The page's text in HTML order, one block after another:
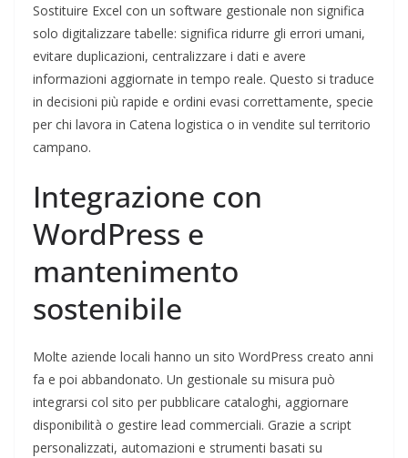
Sostituire Excel con un software gestionale non significa
solo digitalizzare tabelle: significa ridurre gli errori umani,
evitare duplicazioni, centralizzare i dati e avere
informazioni aggiornate in tempo reale. Questo si traduce
in decisioni più rapide e ordini evasi correttamente, specie
per chi lavora in Catena logistica o in vendite sul territorio
campano.
Integrazione con
WordPress e
mantenimento
sostenibile
Molte aziende locali hanno un sito WordPress creato anni
fa e poi abbandonato. Un gestionale su misura può
integrarsi col sito per pubblicare cataloghi, aggiornare
disponibilità o gestire lead commerciali. Grazie a script
personalizzati, automazioni e strumenti basati su